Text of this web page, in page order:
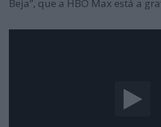
Beja”, que a HBO Max está a